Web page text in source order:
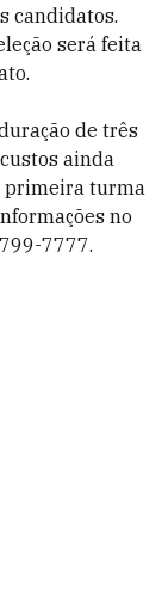
candidatos.
será feita
de três
ainda
primeira turma
no
7777.